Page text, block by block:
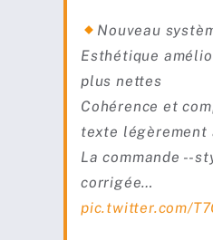
Nouveau
Esthétique
plus nettes
Cohérence et
texte légèrement
La commande --
corrigée…
pic.twitter.com/